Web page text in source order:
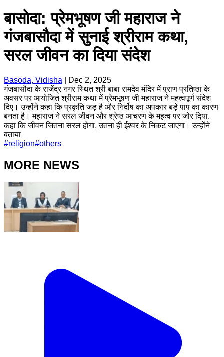
बासोदा: प्रेमभूषण जी महाराज ने
गंजबासौदा में सुनाई श्रीराम कथा,
सरल जीवन का दिया संदेश
Basoda, Vidisha
Dec 2, 2025
गंजबासौदा के राजेंद्र नगर स्थित श्री बाबा रामदेव मंदिर में प्राण प्रतिष्ठा के
अवसर पर आयोजित श्रीराम कथा में प्रेमभूषण जी महाराज ने महत्वपूर्ण संदेश
दिए। उन्होंने कहा कि प्रकृति जड़ है और निर्दोष का अपकार बड़े पाप का कारण
बनता है। महाराज ने सरल जीवन और श्रेष्ठ आचरण के महत्व पर जोर दिया,
कहा कि जीवन जितना सरल होगा, उतना ही ईश्वर के निकट जाएगा। उन्होंने
बताया
#religion#others
MORE NEWS